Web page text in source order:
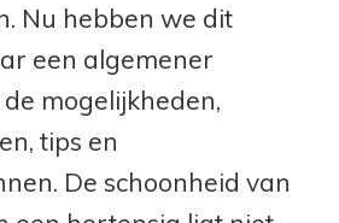
Nu hebben we dit
een algemener
mogelijkheden,
tips en
De schoonheid van